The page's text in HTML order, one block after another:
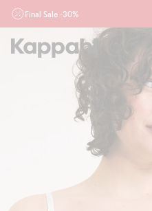
Final Sale -30%
Ważne przy zakupie min. 2 sztuk
działu outlet do 10.8 w sklepach
nie łączymy
Mężczyzna